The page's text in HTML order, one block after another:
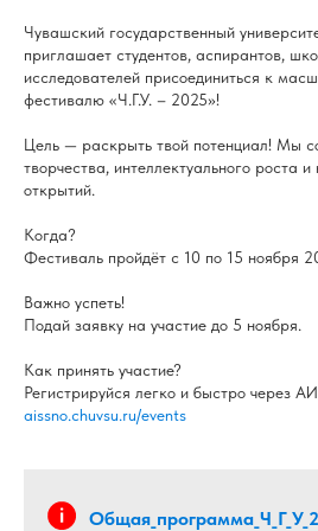
Чувашский государственный
приглашает студентов, аспирантов,
исследователей присоединиться к
фестивалю «Ч.Г.У. – 2025»!
Цель — раскрыть твой потенциал! Мы
творчества, интеллектуального роста
открытий.
Когда?
Фестиваль пройдёт с 10 по 15 ноября
Важно успеть!
Подай заявку на участие до 5 ноября.
Как принять участие?
Регистрируйся легко и быстро через
aissno.chuvsu.ru/events